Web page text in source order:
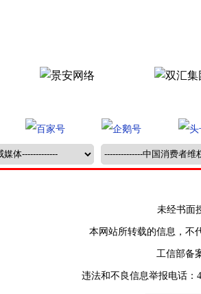
未经书面
本网站所转载的信息，不
工信部备
违法和不良信息举报电话